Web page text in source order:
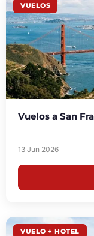
VUELOS
Vuelos a San
13 Jun 2026
VUELO + HOTEL